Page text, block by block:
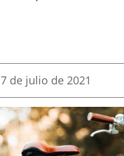
Fecha
la
noticia
7 de julio de 2021